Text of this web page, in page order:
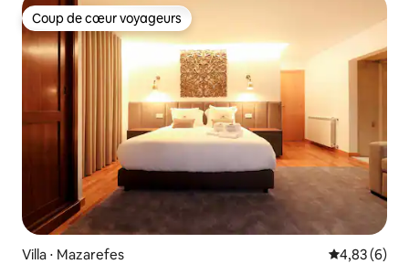
Coup de cœur voyageurs
Coup de cœur voyageurs
Villa ⋅ Mazarefes Évaluation
4,83 (6)